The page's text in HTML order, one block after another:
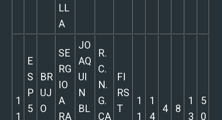
LL
A
1
1
E
S
P
5
BR
UJ
O
SE
RG
IO
A
RA
JO
AQ
UI
N
BL
R.
C.
N.
G.
CA
FI
RS
T
1
1
1
4
4 8
1
3
5
0